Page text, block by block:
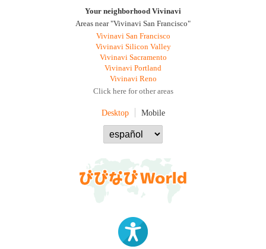
Your neighborhood Vivinavi
Areas near "Vivinavi San Francisco"
Vivinavi San Francisco
Vivinavi Silicon Valley
Vivinavi Sacramento
Vivinavi Portland
Vivinavi Reno
Click here for other areas
Desktop Mobile